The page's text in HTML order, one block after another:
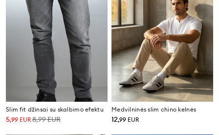
Slim fit džinsai su skalbimo efektu
5,99 EUR 8,99EUR
Medvilninės slim chino kelnės
12,99 EUR